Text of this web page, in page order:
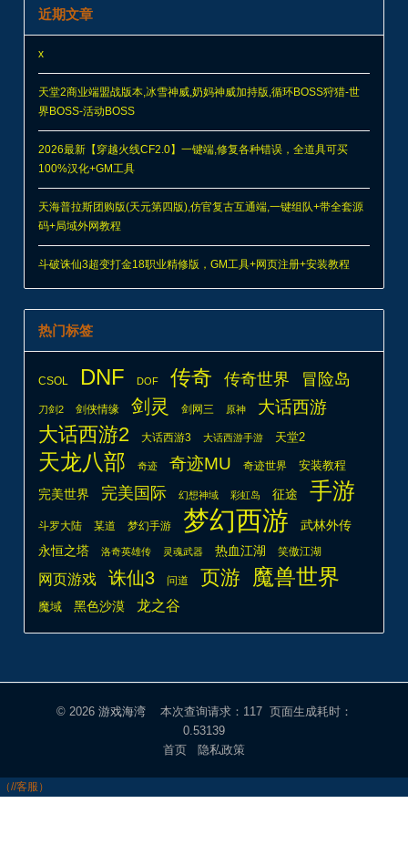
近期文章
x
天堂2商业端盟战版本,冰雪神威,奶妈神威加持版,循环BOSS狩猎-世
界BOSS-活动BOSS
2026最新【穿越火线CF2.0】一键端,修复各种错误，全道具可买
100%汉化+GM工具
天海普拉斯团购版(天元第四版),仿官复古互通端,一键组队+带全套源
码+局域外网教程
斗破诛仙3超变打金18职业精修版，GM工具+网页注册+安装教程
热门标签
CSOL DNF DOF 传奇 传奇世界 冒险岛
刀剑2 剑侠情缘 剑灵 剑网三 原神 大话西游
大话西游2 大话西游3 大话西游手游 天堂2
天龙八部 奇迹 奇迹MU 奇迹世界 安装教程
完美世界 完美国际 幻想神域 彩虹岛 征途 手游
斗罗大陆 某道 梦幻手游 梦幻西游
武林外传
永恒之塔
洛奇英雄传 灵魂武器 热血江湖 笑傲江湖
网页游戏 诛仙3 问道 页游 魔兽世界
魔域 黑色沙漠 龙之谷
© 2026 游戏海湾本次查询请求：117 页面生成耗时：
0.53139
首页
隐私政策
（//客服）